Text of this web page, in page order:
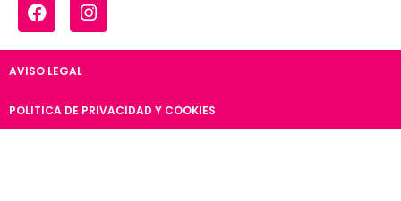
AVISO LEGAL
POLITICA DE PRIVACIDAD Y COOKIES